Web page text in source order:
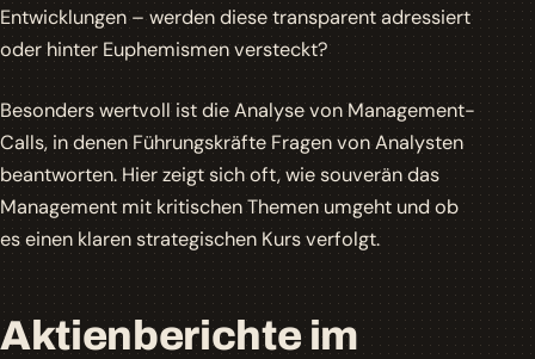
Entwicklungen – werden diese transparent adressiert
oder hinter Euphemismen versteckt?
Besonders wertvoll ist die Analyse von Management-
Calls, in denen Führungskräfte Fragen von Analysten
beantworten. Hier zeigt sich oft, wie souverän das
Management mit kritischen Themen umgeht und ob
es einen klaren strategischen Kurs verfolgt.
Aktienberichte im